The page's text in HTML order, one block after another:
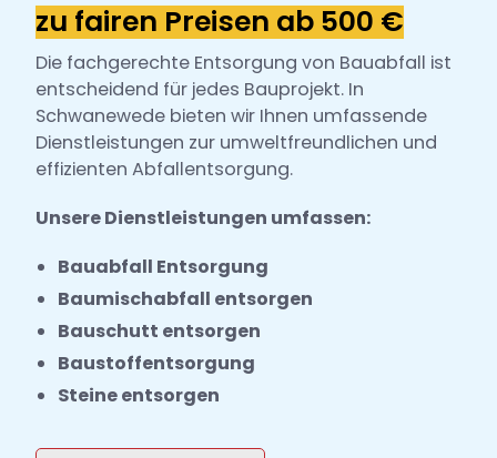
zu fairen Preisen ab 500 €
Die fachgerechte Entsorgung von Bauabfall ist
entscheidend für jedes Bauprojekt. In
Schwanewede bieten wir Ihnen umfassende
Dienstleistungen zur umweltfreundlichen und
effizienten Abfallentsorgung.
Unsere Dienstleistungen umfassen:
Bauabfall Entsorgung
Baumischabfall entsorgen
Bauschutt entsorgen
Baustoffentsorgung
Steine entsorgen